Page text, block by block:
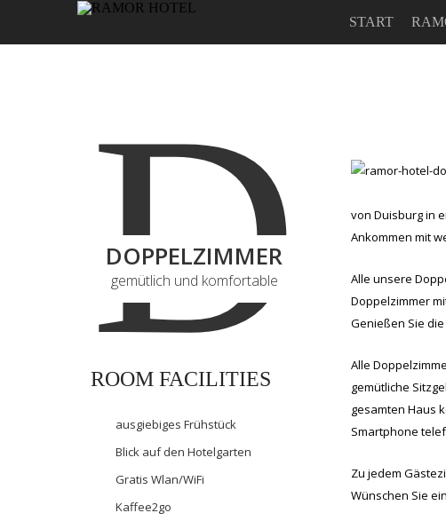
START
D
DOPPELZIMMER
gemütlich und komfortable
ROOM FACILITIES
ausgiebiges Frühstück
Blick auf den Hotelgarten
Gratis Wlan/WiFi
Kaffee2go
von Duisburg in
Ankommen mit
Alle unsere
Doppelzimmer
Genießen Sie
Alle
gemütliche
gesamten Haus
Smartphone
Zu jedem
Wünschen Sie